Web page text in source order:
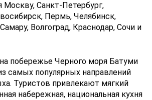
Москву, Санкт-Петербург,
Пермь, Челябинск,
Волгоград, Краснодар, Сочи и
побережье Черного моря Батуми
самых популярных направлений
Туристов привлекают мягкий
набережная, национальная кухня